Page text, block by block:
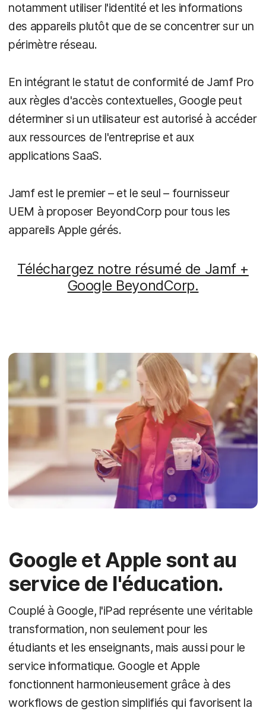
notamment utiliser l'identité et les informations
des appareils plutôt que de se concentrer sur un
périmètre réseau.
En intégrant le statut de conformité de Jamf Pro
aux règles d'accès contextuelles, Google peut
déterminer si un utilisateur est autorisé à accéder
aux ressources de l'entreprise et aux
applications SaaS.
Jamf est le premier – et le seul – fournisseur
UEM à proposer BeyondCorp pour tous les
appareils Apple gérés.
Téléchargez notre résumé de Jamf +
Google BeyondCorp.
Google et Apple sont au
service de l'éducation.
Couplé à Google, l'iPad représente une véritable
transformation, non seulement pour les
étudiants et les enseignants, mais aussi pour le
service informatique. Google et Apple
fonctionnent harmonieusement grâce à des
workflows de gestion simplifiés qui favorisent la